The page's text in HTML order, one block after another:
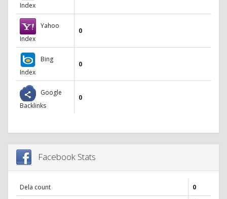
Index
Yahoo
Index
0
Bing
Index
0
Google
Backlinks
0
Facebook Stats
Dela count
0